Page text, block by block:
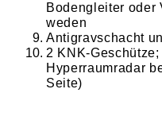
Bodengleiter oder
weden
Antigravschacht
2 KNK-
Hyperraumradar
Seite)